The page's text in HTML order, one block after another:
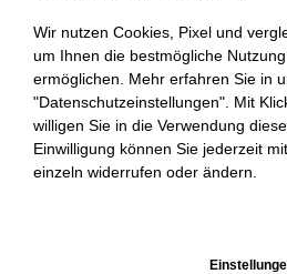
Wir nutzen Cookies, Pixel und
um Ihnen die bestmögliche
ermöglichen. Mehr erfahren Sie in
"Datenschutzeinstellungen". Mit
willigen Sie in die Verwendung
Einwilligung können Sie jederzeit
einzeln widerrufen oder ändern.